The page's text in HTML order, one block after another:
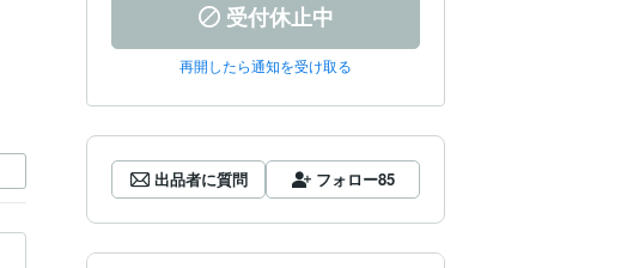
受付休止中
再開したら通知を受け取る
出品者に質問 フォロー85